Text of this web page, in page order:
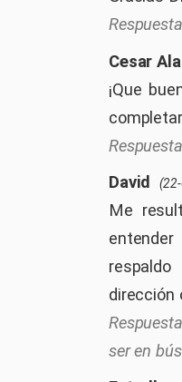
Cesar
¡Que
David
Me
dirección
ser en